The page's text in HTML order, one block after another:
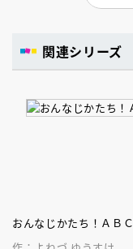
関連シリーズ
おんなじかたち！ＡＢＣ